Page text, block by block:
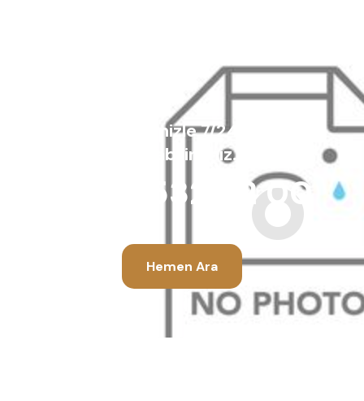
Sağlık Ekibimizle 7/24 iletişim
kurabilirsiniz.
0850 532 92 00
Hemen Ara